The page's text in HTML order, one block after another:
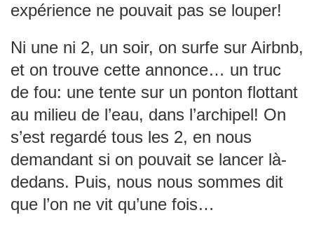
expérience ne pouvait pas se louper!
Ni une ni 2, un soir, on surfe sur Airbnb,
et on trouve cette annonce… un truc
de fou: une tente sur un ponton flottant
au milieu de l’eau, dans l’archipel! On
s’est regardé tous les 2, en nous
demandant si on pouvait se lancer là-
dedans. Puis, nous nous sommes dit
que l’on ne vit qu’une fois…